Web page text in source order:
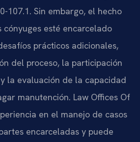
107.1. Sin embargo, el hecho
esté encarcelado
prácticos adicionales,
del proceso, la participación
la evaluación de la capacidad
manutención. Law Offices Of
en el manejo de casos
encarceladas y puede